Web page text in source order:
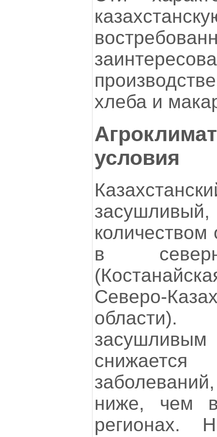
хлеба и
условия
количеством
в
Северо-
снижается
ниже, чем
регионах.